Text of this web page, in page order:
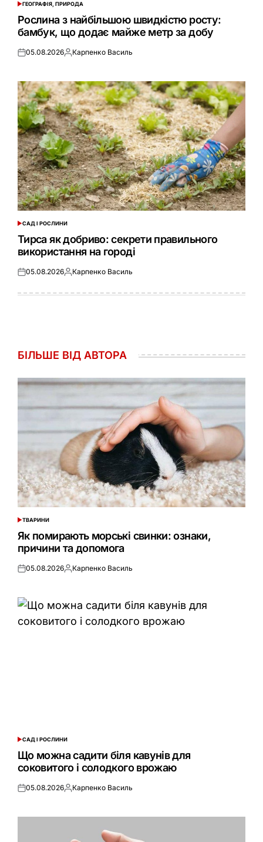
ОПУБЛІКУВАТИ
У
ГЕОГРАФІЯ, ПРИРОДА
Рослина з найбільшою швидкістю росту:
бамбук, що додає майже метр за добу
Оприлюднено
05.08.2026Опубліковано
Карпенко Василь
ОПУБЛІКУВАТИ
У
САД І РОСЛИНИ
Тирса як добриво: секрети правильного
використання на городі
Оприлюднено
05.08.2026Опубліковано
Карпенко Василь
БІЛЬШЕ ВІД АВТОРА
ОПУБЛІКУВАТИ
У
ТВАРИНИ
Як помирають морські свинки: ознаки,
причини та допомога
Оприлюднено
05.08.2026Опубліковано
Карпенко Василь
ОПУБЛІКУВАТИ
У
САД І РОСЛИНИ
Що можна садити біля кавунів для
соковитого і солодкого врожаю
Оприлюднено
05.08.2026Опубліковано
Карпенко Василь